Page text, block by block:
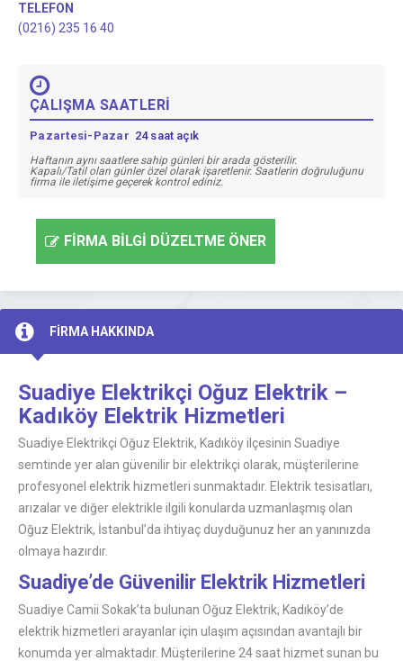
TELEFON
(0216) 235 16 40
ÇALIŞMA SAATLERİ
Pazartesi-Pazar 24 saat açık
Haftanın aynı saatlere sahip günleri bir arada gösterilir.
Kapalı/Tatil olan günler özel olarak işaretlenir. Saatlerin doğruluğunu
firma ile iletişime geçerek kontrol ediniz.
FİRMA BİLGİ DÜZELTME ÖNER
FİRMA HAKKINDA
Suadiye Elektrikçi Oğuz Elektrik –
Kadıköy Elektrik Hizmetleri
Suadiye Elektrikçi Oğuz Elektrik, Kadıköy ilçesinin Suadiye
semtinde yer alan güvenilir bir elektrikçi olarak, müşterilerine
profesyonel elektrik hizmetleri sunmaktadır. Elektrik tesisatları,
arızalar ve diğer elektrikle ilgili konularda uzmanlaşmış olan
Oğuz Elektrik, İstanbul’da ihtiyaç duyduğunuz her an yanınızda
olmaya hazırdır.
Suadiye’de Güvenilir Elektrik Hizmetleri
Suadiye Camii Sokak’ta bulunan Oğuz Elektrik, Kadıköy’de
elektrik hizmetleri arayanlar için ulaşım açısından avantajlı bir
konumda yer almaktadır. Müşterilerine 24 saat hizmet sunan bu